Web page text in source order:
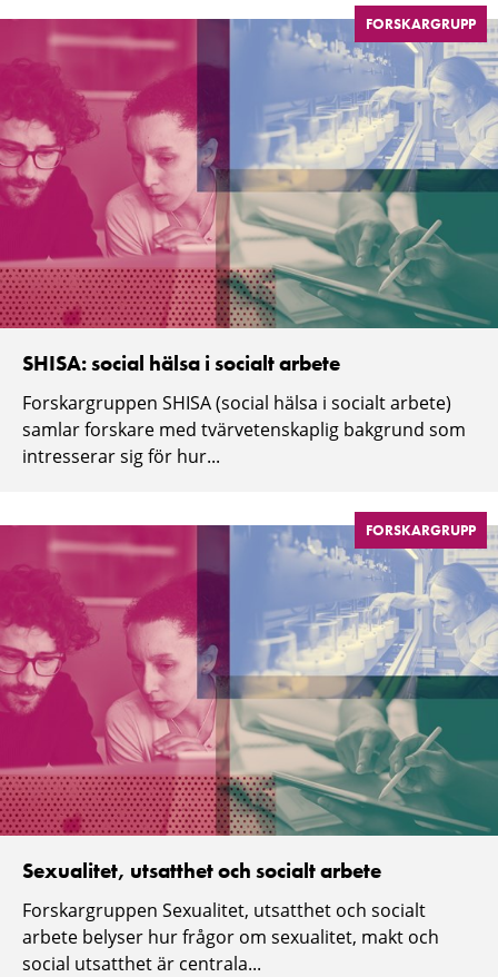
FORSKARGRUPP
SHISA: social hälsa i socialt arbete
Forskargruppen SHISA (social hälsa i socialt arbete)
samlar forskare med tvärvetenskaplig bakgrund som
intresserar sig för hur...
FORSKARGRUPP
Sexualitet, utsatthet och socialt arbete
Forskargruppen Sexualitet, utsatthet och socialt
arbete belyser hur frågor om sexualitet, makt och
social utsatthet är centrala...